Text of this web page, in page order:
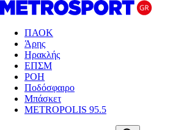
ΠΑΟΚ
Άρης
Ηρακλής
ΕΠΣΜ
ΡΟΗ
Ποδόσφαιρο
Μπάσκετ
METROPOLIS 95.5